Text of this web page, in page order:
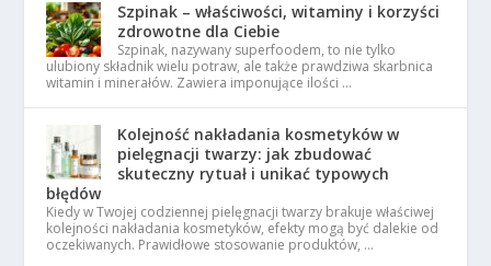
Szpinak – właściwości, witaminy i korzyści
zdrowotne dla Ciebie
Szpinak, nazywany superfoodem, to nie tylko
ulubiony składnik wielu potraw, ale także prawdziwa skarbnica
witamin i minerałów. Zawiera imponujące ilości …
Kolejność nakładania kosmetyków w
pielęgnacji twarzy: jak zbudować
skuteczny rytuał i unikać typowych
błędów
Kiedy w Twojej codziennej pielęgnacji twarzy brakuje właściwej
kolejności nakładania kosmetyków, efekty mogą być dalekie od
oczekiwanych. Prawidłowe stosowanie produktów, …